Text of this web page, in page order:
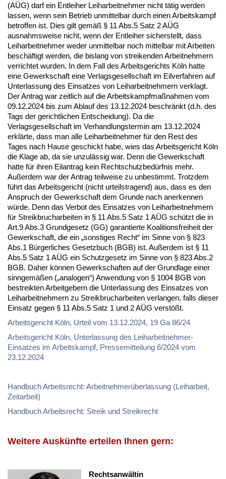
(AÜG) darf ein Entleiher Leiharbeitnehmer nicht tätig werden
lassen, wenn sein Betrieb unmittelbar durch einen Arbeitskampf
betroffen ist. Dies gilt gemäß § 11 Abs.5 Satz 2 AÜG
ausnahmsweise nicht, wenn der Entleiher sicherstellt, dass
Leiharbeitnehmer weder unmittelbar noch mittelbar mit Arbeiten
beschäftigt werden, die bislang von streikenden Arbeitnehmern
verrichtet wurden. In dem Fall des Arbeitsgerichts Köln hatte
eine Gewerkschaft eine Verlagsgesellschaft im Eilverfahren auf
Unterlassung des Einsatzes von Leiharbeitnehmern verklagt.
Der Antrag war zeitlich auf die Arbeitskampfmaßnahmen vom
09.12.2024 bis zum Ablauf des 13.12.2024 beschränkt (d.h. des
Tags der gerichtlichen Entscheidung). Da die
Verlagsgesellschaft im Verhandlungstermin am 13.12.2024
erklärte, dass man alle Leiharbeitnehmer für den Rest des
Tages nach Hause geschickt habe, wies das Arbeitsgericht Köln
die Klage ab, da sie unzulässig war. Denn die Gewerkschaft
hatte für ihren Eilantrag kein Rechtschutzbedürfnis mehr.
Außerdem war der Antrag teilweise zu unbestimmt. Trotzdem
führt das Arbeitsgericht (nicht urteilstragend) aus, dass es den
Anspruch der Gewerkschaft dem Grunde nach anerkennen
würde. Denn das Verbot des Einsatzes von Leiharbeitnehmern
für Streikbrucharbeiten in § 11 Abs.5 Satz 1 AÜG schützt die in
Art.9 Abs.3 Grundgesetz (GG) garantierte Koalitionsfreiheit der
Gewerkschaft, die ein „sonstiges Recht“ im Sinne von § 823
Abs.1 Bürgerliches Gesetzbuch (BGB) ist. Außerdem ist § 11
Abs.5 Satz 1 AÜG ein Schutzgesetz im Sinne von § 823 Abs.2
BGB. Daher können Gewerkschaften auf der Grundlage einer
sinngemäßen („analogen“) Anwendung von § 1004 BGB von
bestreikten Arbeitgebern die Unterlassung des Einsatzes von
Leiharbeitnehmern zu Streikbrucharbeiten verlangen, falls dieser
Einsatz gegen § 11 Abs.5 Satz 1 und 2 AÜG verstößt.
Arbeitsgericht Köln, Urteil vom 13.12.2024, 19 Ga 86/24
Arbeitsgericht Köln, Unterlassung des Leiharbeitnehmer-
Einsatzes im Arbeitskampf, Pressemitteilung 6/2024 vom
23.12.2024
Handbuch Arbeitsrecht: Arbeitnehmerüberlassung (Leiharbeit,
Zeitarbeit)
Handbuch Arbeitsrecht: Streik und Streikrecht
Weitere Auskünfte erteilen Ihnen gern:
Rechtsanwältin